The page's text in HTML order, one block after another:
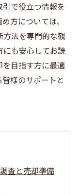
で役立つ情報を
方については、
法を専門的な観
にも安心してお読
目指す方に最適
様のサポートと
査と売却準備